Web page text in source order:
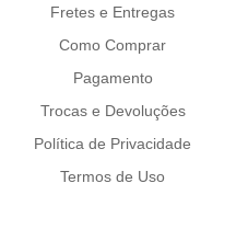
Fretes e Entregas
Como Comprar
Pagamento
Trocas e Devoluções
Política de Privacidade
Termos de Uso